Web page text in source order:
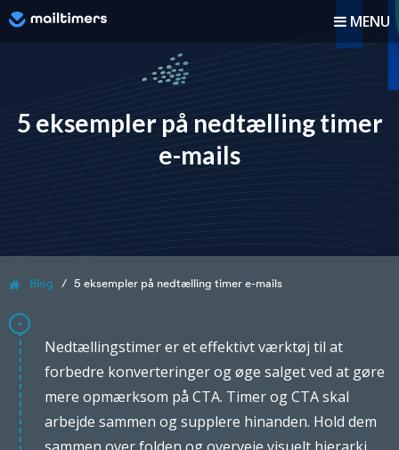
MENU
Hvordan virker det?
Hvordan man gør
Blog
Tilmeld Dig
5 eksempler på nedtælling timer
e-mails
Blog 5 eksempler på nedtælling timer e-mails
Nedtællingstimer er et effektivt værktøj til at
forbedre konverteringer og øge salget ved at gøre
mere opmærksom på CTA. Timer og CTA skal
arbejde sammen og supplere hinanden. Hold dem